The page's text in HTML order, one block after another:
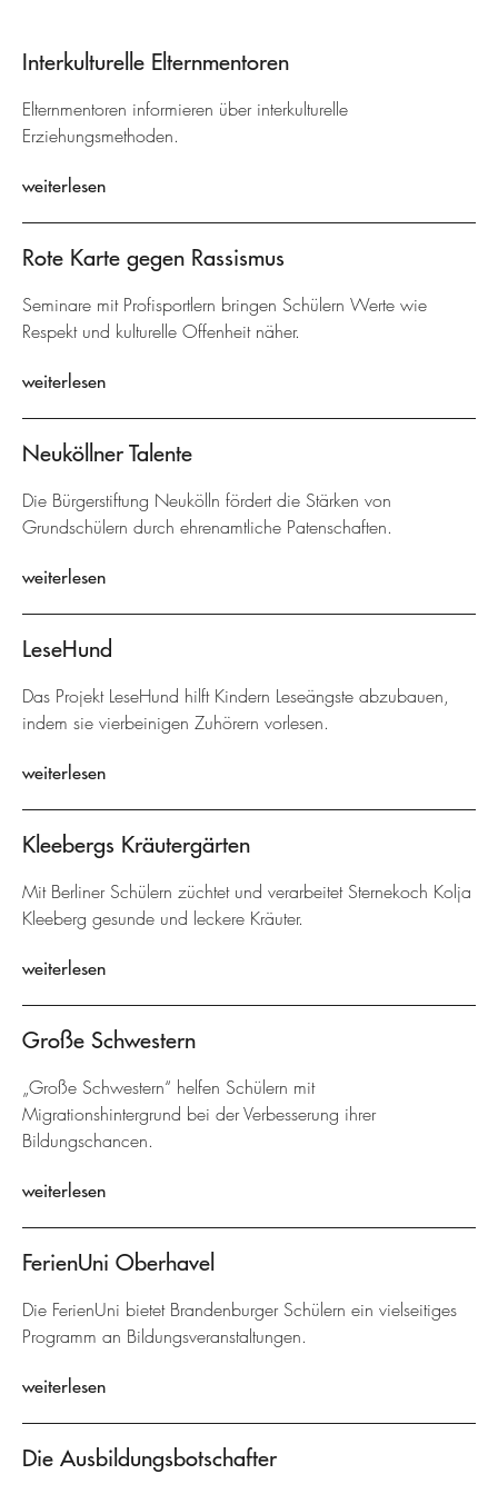
Interkulturelle Elternmentoren
Elternmentoren informieren über interkulturelle
Erziehungsmethoden.
weiterlesen
Rote Karte gegen Rassismus
Seminare mit Profisportlern bringen Schülern Werte wie
Respekt und kulturelle Offenheit näher.
weiterlesen
Neuköllner Talente
Die Bürgerstiftung Neukölln fördert die Stärken von
Grundschülern durch ehrenamtliche Patenschaften.
weiterlesen
LeseHund
Das Projekt LeseHund hilft Kindern Leseängste abzubauen,
indem sie vierbeinigen Zuhörern vorlesen.
weiterlesen
Kleebergs Kräutergärten
Mit Berliner Schülern züchtet und verarbeitet Sternekoch Kolja
Kleeberg gesunde und leckere Kräuter.
weiterlesen
Große Schwestern
„Große Schwestern“ helfen Schülern mit
Migrationshintergrund bei der Verbesserung ihrer
Bildungschancen.
weiterlesen
FerienUni Oberhavel
Die FerienUni bietet Brandenburger Schülern ein vielseitiges
Programm an Bildungsveranstaltungen.
weiterlesen
Die Ausbildungsbotschafter